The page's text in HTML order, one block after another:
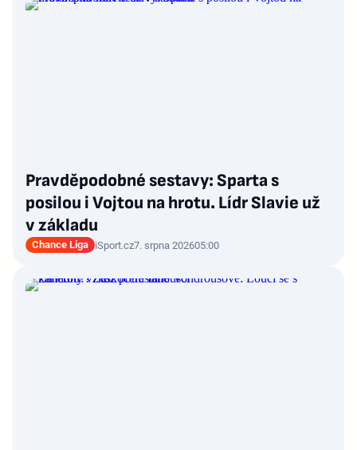
Pravděpodobné sestavy: Sparta s
posilou i Vojtou na hrotu. Lídr Slavie už
v základu
Chance Liga iSport.cz7. srpna 202605:00